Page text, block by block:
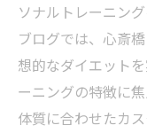
ソナルトレーニン
ブログでは、心斎
想的なダイエット
ーニングの特徴に
体質に合わせたカ